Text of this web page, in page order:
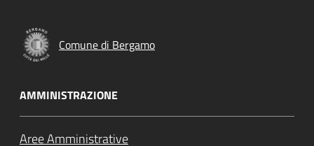
Comune di Bergamo
AMMINISTRAZIONE
Aree Amministrative